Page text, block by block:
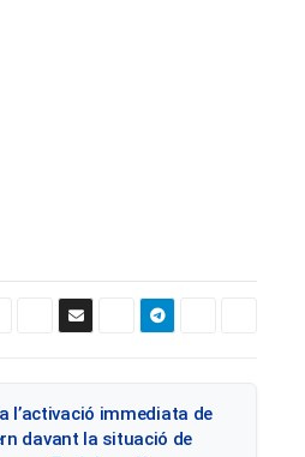
l’activació immediata de
davant la situació de